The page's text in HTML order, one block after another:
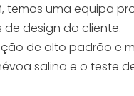
temos uma equipa
design do cliente.
de alto padrão e
salina e o teste